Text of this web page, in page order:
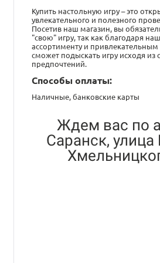
Купить настольную игру – это
увлекательного и полезного
Посетив наш магазин, вы
"свою" игру, так как благодаря
ассортименту и
сможет подыскать игру исходя из
предпочтений.
Способы оплаты:
Наличные, банковские карты
Ждем вас по
Саранск, улица